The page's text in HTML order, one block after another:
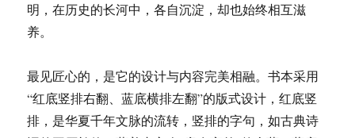
明，在历史的长河中，各自沉淀，却也始终相互滋
养。
最见匠心的，是它的设计与内容完美相融。书本采用
“红底竖排右翻、蓝底横排左翻”的版式设计，红底竖
排，是华夏千年文脉的流转，竖排的字句，如古典诗